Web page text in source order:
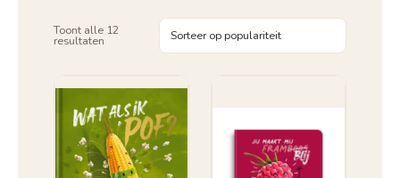
Toont alle 12
resultaten